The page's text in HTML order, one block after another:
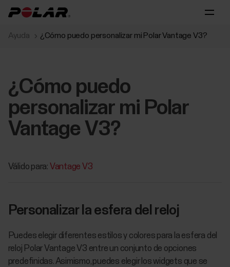
Ayuda ¿Cómo puedo personalizar mi Polar Vantage V3?
¿Cómo puedo
personalizar mi Polar
Vantage V3?
Válido para: Vantage V3
Personalizar la esfera del reloj
Puedes elegir diferentes estilos y colores para la esfera del
reloj Polar Vantage V3 entre un conjunto de opciones
predefinidas. Asimismo, puedes elegir los widgets que se